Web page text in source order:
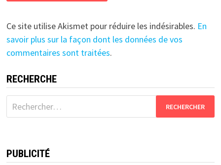
Ce site utilise Akismet pour réduire les indésirables. En
savoir plus sur la façon dont les données de vos
commentaires sont traitées.
RECHERCHE
Rechercher :
PUBLICITÉ